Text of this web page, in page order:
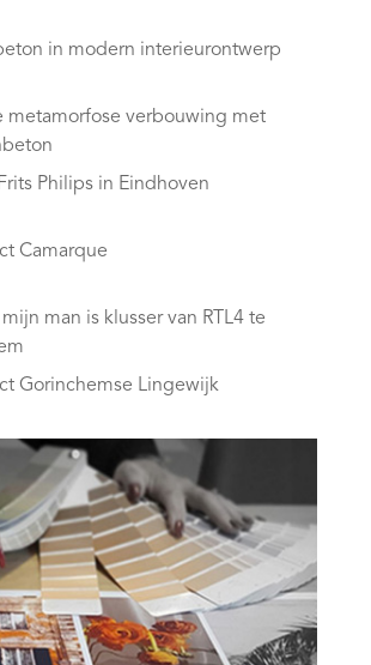
in modern interieurontwerp
metamorfose verbouwing met
Philips in Eindhoven
Camarque
man is klusser van RTL4 te
Gorinchemse Lingewijk